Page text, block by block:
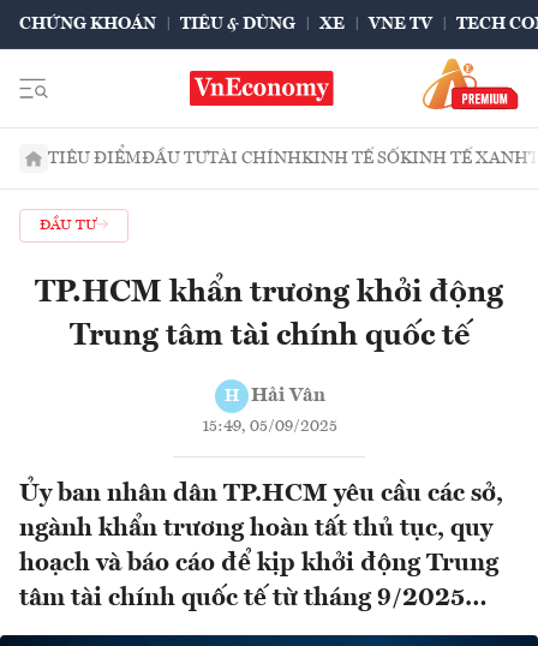
CHỨNG KHOÁN TIÊU & DÙNG XE VNE TV TECH
TIÊU ĐIỂMĐẦU TƯTÀI CHÍNHKINH TẾ SỐKINH TẾ XANH
ĐẦU TƯ
TP.HCM khẩn trương khởi động
Trung tâm tài chính quốc tế
H Hải Vân
15:49, 05/09/2025
Ủy ban nhân dân TP.HCM yêu cầu các sở,
ngành khẩn trương hoàn tất thủ tục, quy
hoạch và báo cáo để kịp khởi động Trung
tâm tài chính quốc tế từ tháng 9/2025…